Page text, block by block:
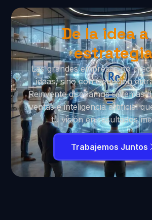
De la idea
Las grandes empresas no
ideas, sino con ejecución
Reinvente diseñamos sistemas
ventas e inteligencia artificial
tu visión en resultados
Trabajemos Juntos